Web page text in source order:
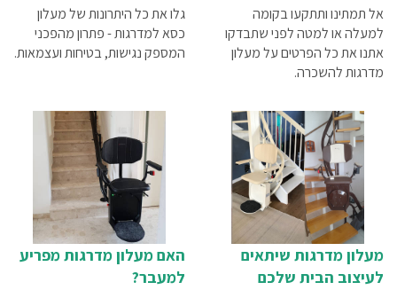
אל תמתינו ותתקעו בקומה
למעלה או למטה לפני שתבדקו
אתנו את כל הפרטים על מעלון
מדרגות להשכרה.
גלו את כל היתרונות של מעלון
כסא למדרגות - פתרון מהפכני
המספק נגישות, בטיחות ועצמאות.
מעלון מדרגות שיתאים
לעיצוב הבית שלכם
האם מעלון מדרגות מפריע
למעבר?